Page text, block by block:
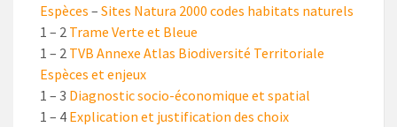
Espèces – Sites Natura 2000 codes habitats naturels
1 – 2 Trame Verte et Bleue
1 – 2 TVB Annexe Atlas Biodiversité Territoriale
Espèces et enjeux
1 – 3 Diagnostic socio-économique et spatial
1 – 4 Explication et justification des choix